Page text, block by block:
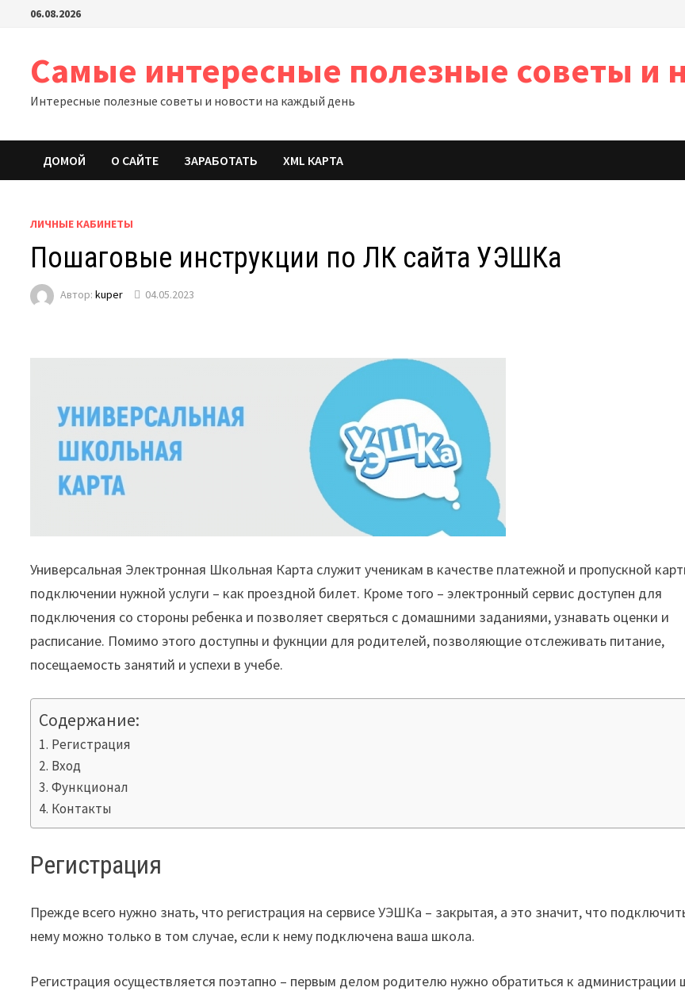
Перейти06.08.2026
Самые интересные полезные советы и
Интересные полезные советы и новости на каждый день
ДОМОЙ О САЙТЕ ЗАРАБОТАТЬ XML КАРТА
ЛИЧНЫЕ КАБИНЕТЫ
Пошаговые инструкции по ЛК сайта УЭШКа
Автор:kuper 04.05.2023
Универсальная Электронная Школьная Карта служит ученикам в качестве платежной и пропускной
подключении нужной услуги – как проездной билет. Кроме того – электронный сервис доступен для
подключения со стороны ребенка и позволяет сверяться с домашними заданиями, узнавать оценки и
расписание. Помимо этого доступны и фукнции для родителей, позволяющие отслеживать питание,
посещаемость занятий и успехи в учебе.
Содержание:
Регистрация
Вход
Функционал
Контакты
Регистрация
Прежде всего нужно знать, что регистрация на сервисе УЭШКа – закрытая, а это значит, что
нему можно только в том случае, если к нему подключена ваша школа.
Регистрация осуществляется поэтапно – первым делом родителю нужно обратиться к администрации